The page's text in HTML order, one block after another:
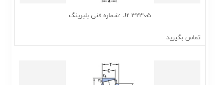
32305 J2 :شماره فنی بلبرینگ
تماس بگیرید